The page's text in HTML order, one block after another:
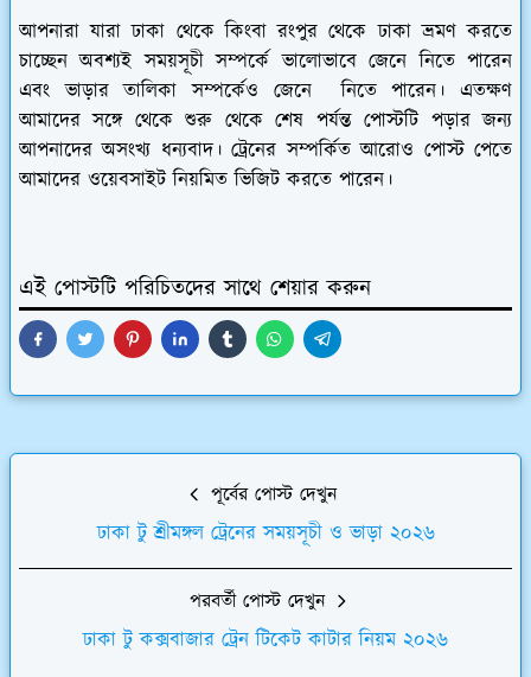
আপনারা যারা ঢাকা থেকে কিংবা রংপুর থেকে ঢাকা ভ্রমণ করতে
চাচ্ছেন অবশ্যই সময়সূচী সম্পর্কে ভালোভাবে জেনে নিতে পারেন
এবং ভাড়ার তালিকা সম্পর্কেও জেনে নিতে পারেন। এতক্ষণ
আমাদের সঙ্গে থেকে শুরু থেকে শেষ পর্যন্ত পোস্টটি পড়ার জন্য
আপনাদের অসংখ্য ধন্যবাদ। ট্রেনের সম্পর্কিত আরোও পোস্ট পেতে
আমাদের ওয়েবসাইট নিয়মিত ভিজিট করতে পারেন।
এই পোস্টটি পরিচিতদের সাথে শেয়ার করুন
পূর্বের পোস্ট দেখুন
ঢাকা টু শ্রীমঙ্গল ট্রেনের সময়সূচী ও ভাড়া ২০২৬
পরবর্তী পোস্ট দেখুন
ঢাকা টু কক্সবাজার ট্রেন টিকেট কাটার নিয়ম ২০২৬